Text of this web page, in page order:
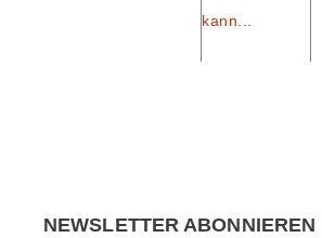
kann...
NEWSLETTER ABONNIEREN